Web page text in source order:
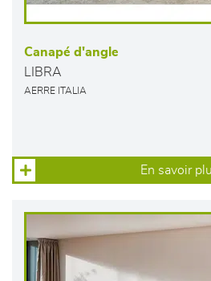
Canapé d'angle
LIBRA
AERRE ITALIA
En savoir